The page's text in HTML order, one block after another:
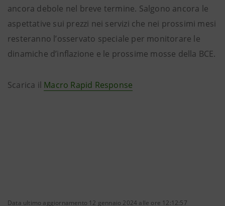
ancora debole nel breve termine. Salgono ancora le
aspettative sui prezzi nei servizi che nei prossimi mesi
resteranno l’osservato speciale per monitorare le
dinamiche d’inflazione e le prossime mosse della BCE.
Scarica il Macro Rapid Response
Data ultimo aggiornamento 12 gennaio 2024 alle ore 12:12:57